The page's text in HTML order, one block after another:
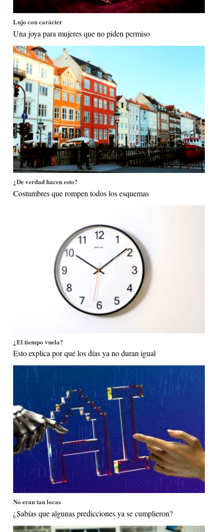
Lujo con carácter
Una joya para mujeres que no piden permiso
¿De verdad hacen esto?
Costumbres que rompen todos los esquemas
¿El tiempo vuela?
Esto explica por qué los días ya no duran igual
No eran tan locas
¿Sabías que algunas predicciones ya se cumplieron?